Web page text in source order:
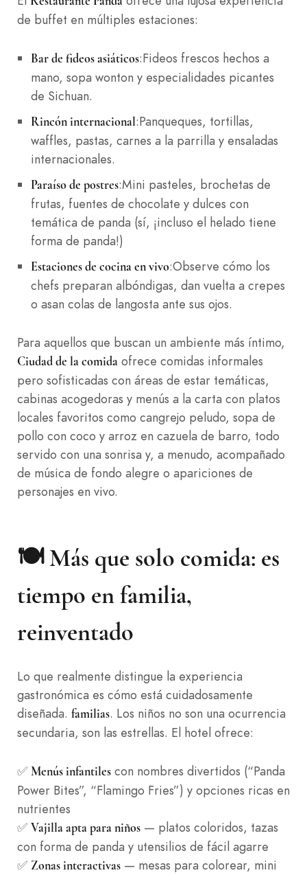
de buffet en múltiples estaciones:
Bar de fideos asiáticos:Fideos frescos hechos a
mano, sopa wonton y especialidades picantes
de Sichuan.
Rincón internacional:Panqueques, tortillas,
waffles, pastas, carnes a la parrilla y ensaladas
internacionales.
Paraíso de postres:Mini pasteles, brochetas de
frutas, fuentes de chocolate y dulces con
temática de panda (sí, ¡incluso el helado tiene
forma de panda!)
Estaciones de cocina en vivo:Observe cómo los
chefs preparan albóndigas, dan vuelta a crepes
o asan colas de langosta ante sus ojos.
Para aquellos que buscan un ambiente más íntimo,
Ciudad de la comida ofrece comidas informales
pero sofisticadas con áreas de estar temáticas,
cabinas acogedoras y menús a la carta con platos
locales favoritos como cangrejo peludo, sopa de
pollo con coco y arroz en cazuela de barro, todo
servido con una sonrisa y, a menudo, acompañado
de música de fondo alegre o apariciones de
personajes en vivo.
🍽️ Más que solo comida: es
tiempo en familia,
reinventado
Lo que realmente distingue la experiencia
gastronómica es cómo está cuidadosamente
diseñada. familias. Los niños no son una ocurrencia
secundaria, son las estrellas. El hotel ofrece:
✅ Menús infantiles con nombres divertidos (“Panda
Power Bites”, “Flamingo Fries”) y opciones ricas en
nutrientes
✅ Vajilla apta para niños — platos coloridos, tazas
con forma de panda y utensilios de fácil agarre
✅ Zonas interactivas — mesas para colorear, mini